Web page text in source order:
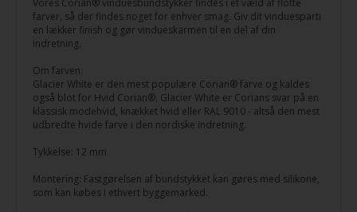
Vores Corian® vinduesbundstykker findes i et væld af flotte
farver, så der findes noget for enhver smag. Giv dit vinduesparti
en lækker finish og gør vindueskarmen til en del af din
indretning.
Om farven:
Glacier White er den mest populære Corian® farve og kaldes
også blot for Hvid Corian®. Glacier White er Corians svar på en
klassisk modehvid, knækket hvid eller RAL 9010 - altså den mest
udbredte hvide farve i den nordiske indretning.
Tykkelse: 12 mm
Montering: Fastgørelsen af bundstykket kan gøres med silikone,
som kan købes i ethvert byggemarked.